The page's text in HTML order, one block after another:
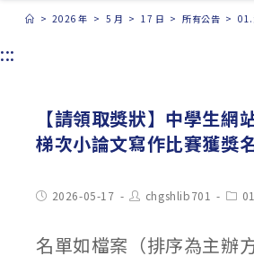
> 2026 年 > 5 月 > 17 日 > 所有公告 > 01.
:::
【請領取獎狀】中學生網
梯次小論文寫作比賽獲獎
Post2026-05-17
Post
author:
chgshlib701
Post
名單如檔案（排序為主辦